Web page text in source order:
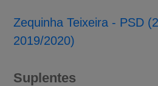
Zequinha Teixeira - PSD
2019/2020)
Suplentes